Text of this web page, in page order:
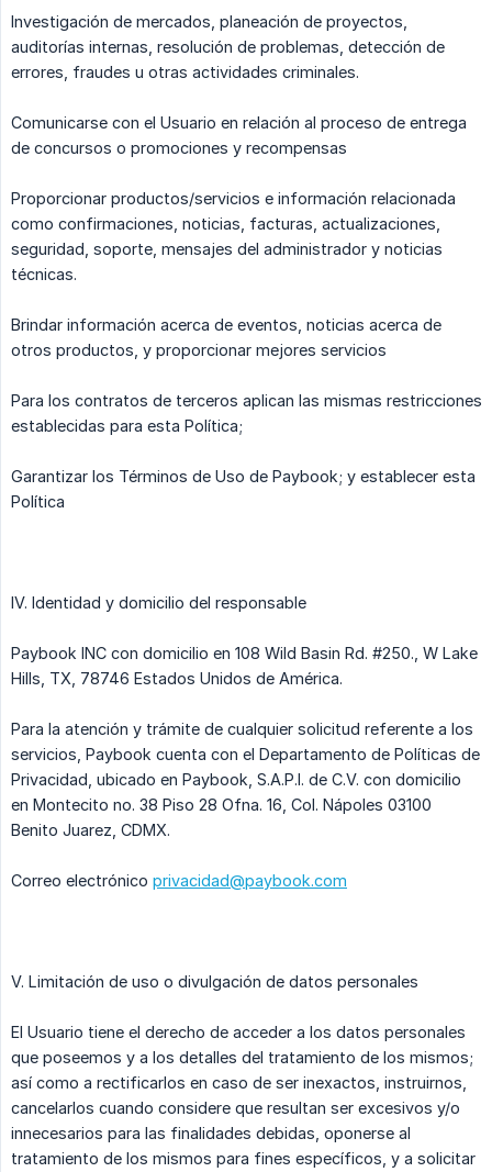
Investigación de mercados, planeación de proyectos,
auditorías internas, resolución de problemas, detección de
errores, fraudes u otras actividades criminales.
Comunicarse con el Usuario en relación al proceso de entrega
de concursos o promociones y recompensas
Proporcionar productos/servicios e información relacionada
como confirmaciones, noticias, facturas, actualizaciones,
seguridad, soporte, mensajes del administrador y noticias
técnicas.
Brindar información acerca de eventos, noticias acerca de
otros productos, y proporcionar mejores servicios
Para los contratos de terceros aplican las mismas restricciones
establecidas para esta Política;
Garantizar los Términos de Uso de Paybook; y establecer esta
Política
IV. Identidad y domicilio del responsable
Paybook INC con domicilio en 108 Wild Basin Rd. #250., W Lake
Hills, TX, 78746 Estados Unidos de América.
Para la atención y trámite de cualquier solicitud referente a los
servicios, Paybook cuenta con el Departamento de Políticas de
Privacidad, ubicado en Paybook, S.A.P.I. de C.V. con domicilio
en Montecito no. 38 Piso 28 Ofna. 16, Col. Nápoles 03100
Benito Juarez, CDMX.
Correo electrónico privacidad@paybook.com
V. Limitación de uso o divulgación de datos personales
El Usuario tiene el derecho de acceder a los datos personales
que poseemos y a los detalles del tratamiento de los mismos;
así como a rectificarlos en caso de ser inexactos, instruirnos,
cancelarlos cuando considere que resultan ser excesivos y/o
innecesarios para las finalidades debidas, oponerse al
tratamiento de los mismos para fines específicos, y a solicitar